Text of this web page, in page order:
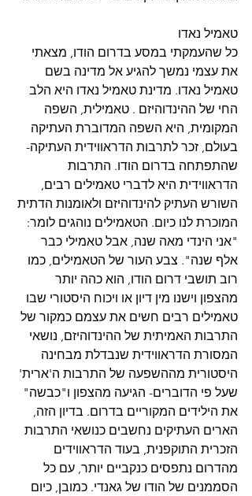
טאמיל נאדו
כל שהעמקתי במסע בדרום הודו, מצאתי
את עצמי נמשך להגיע אל מדינה בשם
טאמיל נאדו. מדינת טאמיל נאדו היא הלב
החי של ההינדוהיזם . טאמילית, השפה
המקומית, היא השפה המדוברת העתיקה
בעולם, זכר לתרבות הדראווידית העתיקה-
שהתפתחה בדרום הודו. התרבות
הדראווידית היא לדברי טאמילים רבים,
השורש העתיק להינדוהיזם ולאומנות הדתית
המוכרת לנו כיום. הטאמילים נוהגים לומר:
"אני הינדי מאה שנה, אבל טאמילי כבר
אלף שנה". צבע העור של הטאמילים, כמו
רוב תושבי דרום הודו, הוא כהה יותר
מהצפון וישנו מין דיון או ויכוח היסטורי שבו
טאמילים רבים חשים את עצמם כמקור של
התרבות האמיתית של ההינדוהיזם, נושאי
המסורת הדראווידית שנבדלת מבחינה
היסטורית מההשפעה של התרבות ה'ארית'
שעל פי הדוברים- הגיעה מהצפון ו"כבשה"
את הילידים המקוריים בדרום. בדיון הזה,
הארים העתיקים נחשבים כנושאי התרבות
הזכרית התוקפנית, בעוד הדראווידים
מהדרום נתפסים כנקביים יותר, עם כל
הסממנים של הודו של גאנדי. כמובן, כיום